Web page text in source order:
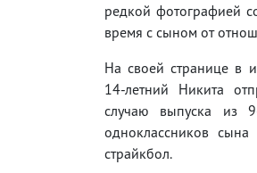
редкой фотографией
время с сыном от
На своей странице в
14-летний Никита
случаю выпуска из
одноклассников
страйкбол.